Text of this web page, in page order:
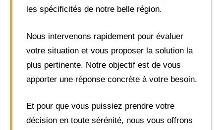
les spécificités de notre belle région.
Nous intervenons rapidement pour évaluer
votre situation et vous proposer la solution la
plus pertinente. Notre objectif est de vous
apporter une réponse concrète à votre besoin.
Et pour que vous puissiez prendre votre
décision en toute sérénité, nous vous offrons